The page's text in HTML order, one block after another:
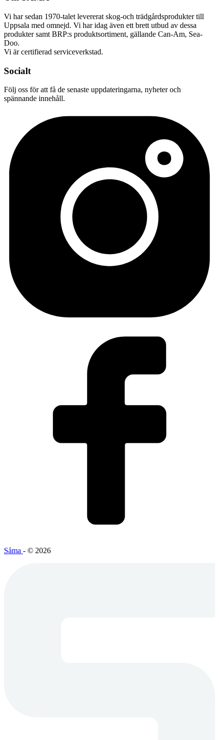
Vi har sedan 1970-talet levererat skog-och trädgårdsprodukter till
Uppsala med omnejd. Vi har idag även ett brett utbud av dessa
produkter samt BRP:s produktsortiment, gällande Can-Am, Sea-
Doo.
Vi är certifierad serviceverkstad.
Socialt
Följ oss för att få de senaste uppdateringarna, nyheter och
spännande innehåll.
Såma - © 2026